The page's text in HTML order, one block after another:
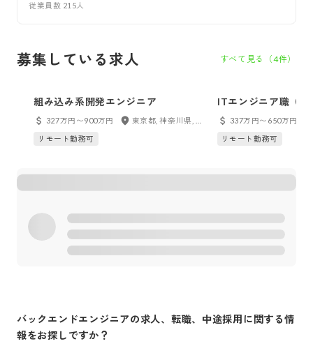
従業員数 215人
募集している求人 すべて見る（4件）
組み込み系開発エンジニア
327万円〜900万円
リモート勤務可
ITエンジニア職（第
337万円〜650万円
リモート勤務可
バックエンドエンジニアの求人、転職、中途採用に関する情
報をお探しですか？